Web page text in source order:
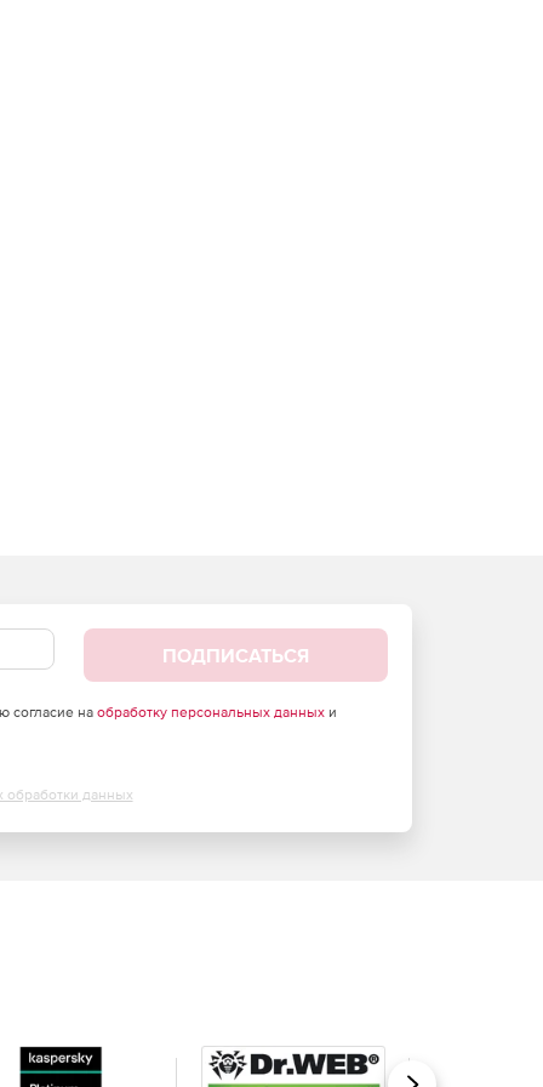
ПОДПИСАТЬСЯ
согласие на обработку персональных данныхи
обработки данных